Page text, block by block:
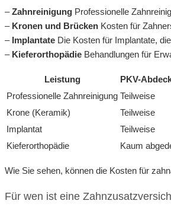
–Zahnreinigung Professionelle
– Kronen und Brücken Kosten für
– Implantate Die Kosten für Implantate,
– Kieferorthopädie Behandlungen für
Leistung PKV-
Professionelle Zahnreinigung Teilweise
Krone (Keramik)
Teilweise
Implantat
Teilweise
Kieferorthopädie
Kaum
Wie Sie sehen, können die Kosten für
Für wen ist eine